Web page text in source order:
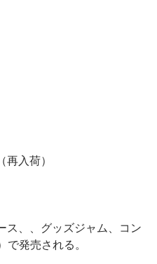
再入荷）
ス、、グッズジャム、コン
発売される。